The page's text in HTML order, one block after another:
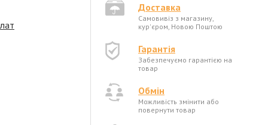
Доставка
Самовивіз з магазину,
кур'єром, Новою Поштою
Гарантія
Забезпечуємо гарантією на
товар
Обмін
Можливість змінити або
повернути товар